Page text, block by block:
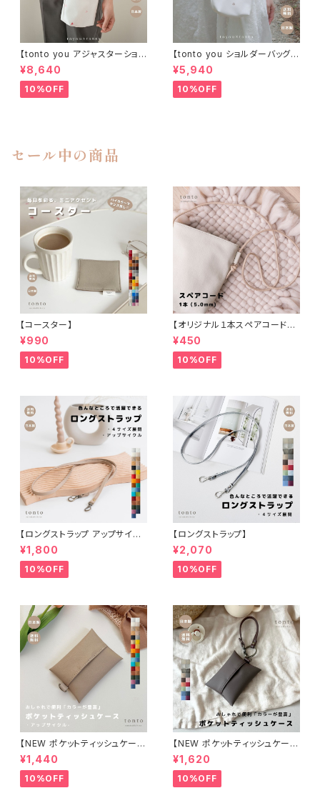
【tonto you アジャスターショル
ダーバッグ L/LLサイズ】
¥8,640
10%OFF
【tonto you ショルダーバッグ
L/LLサイズ】
¥5,940
10%OFF
セール中の商品
【コースター】
¥990
10%OFF
【オリジナル１本スペアコード（5
ｍｍ）】
¥450
10%OFF
【ロングストラップ アップサイク
ル】
¥1,800
10%OFF
【ロングストラップ】
¥2,070
10%OFF
【NEW ポケットティッシュケース
アップサイクル】
¥1,440
10%OFF
【NEW ポケットティッシュケー
ス】
¥1,620
10%OFF